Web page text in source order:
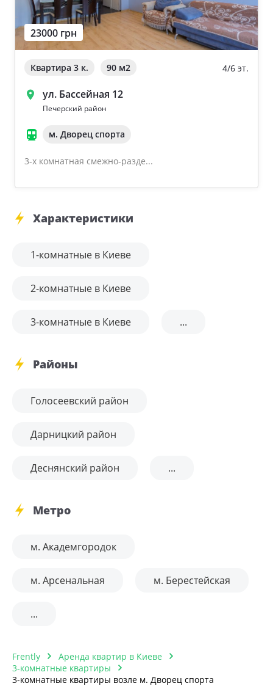
23000 грн
Квартира 3 к. 90 м2 4/6 эт.
ул. Бассейная 12
Печерский район
м. Дворец спорта
3-х комнатная смежно-разде...
Характеристики
1-комнатные в Киеве
2-комнатные в Киеве
3-комнатные в Киеве ...
Районы
Голосеевский район
Дарницкий район
Деснянский район ...
Метро
м. Академгородок
м. Арсенальная м. Берестейская
...
Frently
Аренда квартир в Киеве
3-комнатные квартиры
3-комнатные квартиры возле м. Дворец спорта